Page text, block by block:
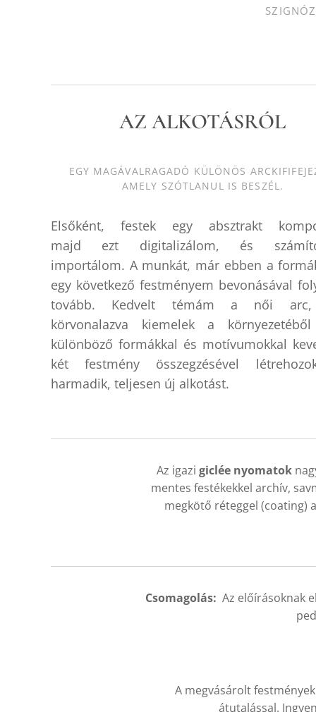
AZ ALKOTÁSRÓL
EGY MAGÁVALRAGADÓ KÜLÖNÖS
AMELY SZÓTLANUL IS BESZÉL.
Elsőként, festek egy absztrakt
majd ezt digitalizálom, és
importálom. A munkát, már ebben a
egy következő festményem bevonásával
tovább. Kedvelt témám a női
körvonalazva kiemelek a
különböző formákkal és motívumokkal
két festmény összegzésével
harmadik, teljesen új alkotást.
Az igazi giclée nyomatok
mentes festékekkel archív,
megkötő réteggel (coating)
Csomagolás: Az előírásoknak
A megvásárolt
átutalással.